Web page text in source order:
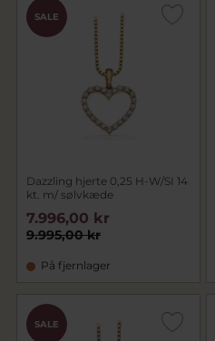
SALE
Dazzling hjerte 0,25 H-W/SI 14
kt. m/ sølvkæde
9.995,00 kr
7.996,00 kr
På fjernlager
SALE